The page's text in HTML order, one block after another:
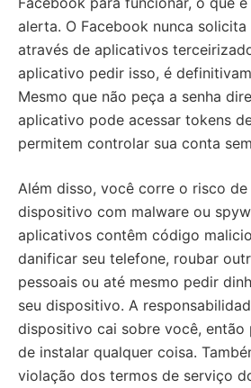
alerta. O Facebook nunca
através de aplicativos
aplicativo pedir isso, é
Mesmo que não peça a senha
aplicativo pode acessar tokens
permitem controlar sua conta
Além disso, você corre o risco
dispositivo com malware ou
aplicativos contêm código
danificar seu telefone, roubar
pessoais ou até mesmo pedir
seu dispositivo. A
dispositivo cai sobre você, então
de instalar qualquer coisa.
violação dos termos de serviço